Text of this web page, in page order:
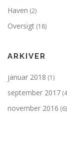
Haven (2)
Oversigt (18)
ARKIVER
januar 2018 (1)
september 2017
november 2016 (6)